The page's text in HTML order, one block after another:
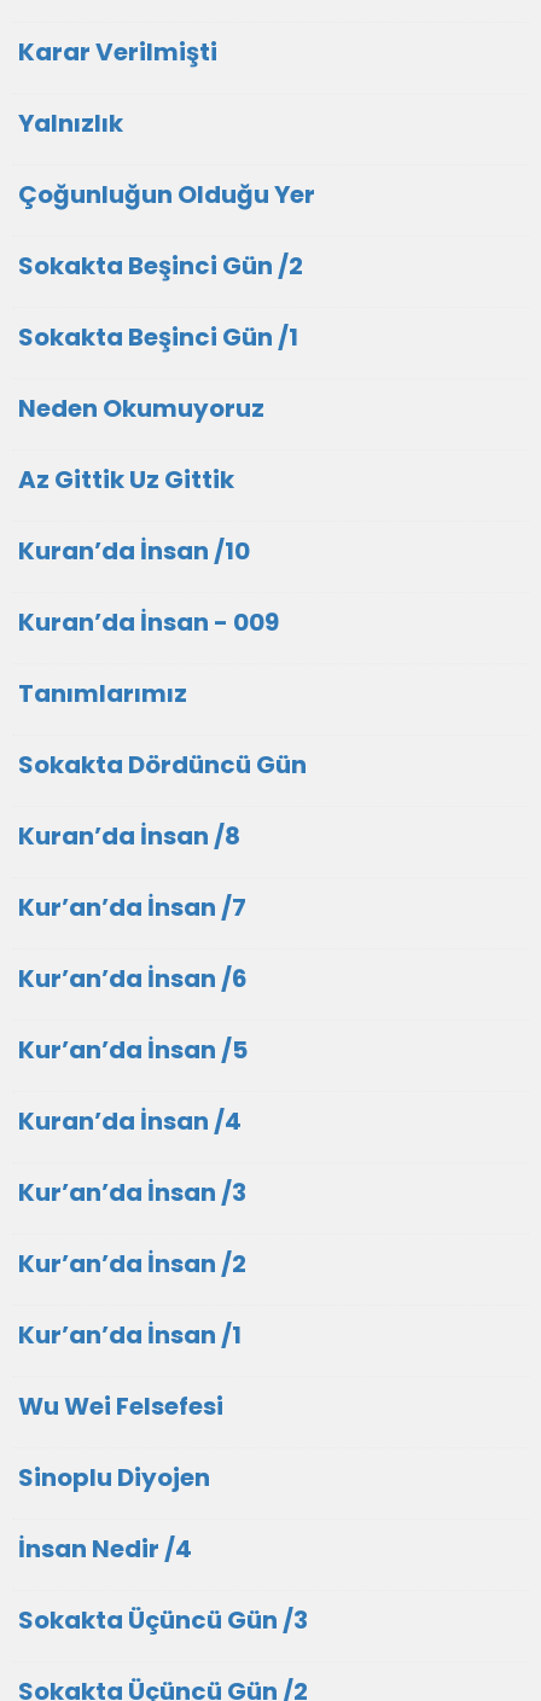
Karar Verilmişti
Yalnızlık
Çoğunluğun Olduğu Yer
Sokakta Beşinci Gün /2
Sokakta Beşinci Gün /1
Neden Okumuyoruz
Az Gittik Uz Gittik
Kuran’da İnsan /10
Kuran’da İnsan - 009
Tanımlarımız
Sokakta Dördüncü Gün
Kuran’da İnsan /8
Kur’an’da İnsan /7
Kur’an’da İnsan /6
Kur’an’da İnsan /5
Kuran’da İnsan /4
Kur’an’da İnsan /3
Kur’an’da İnsan /2
Kur’an’da İnsan /1
Wu Wei Felsefesi
Sinoplu Diyojen
İnsan Nedir /4
Sokakta Üçüncü Gün /3
Sokakta Üçüncü Gün /2